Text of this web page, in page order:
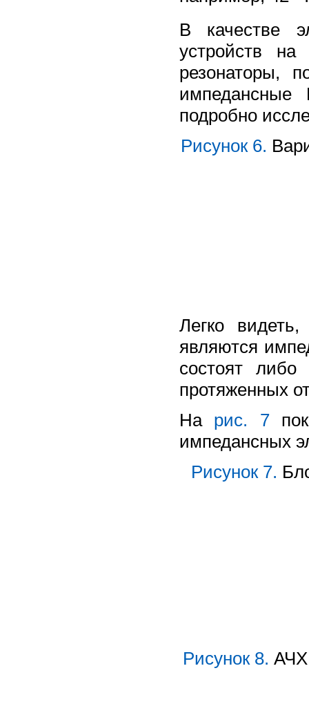
В качестве
устройств
резонаторы,
подробно
Рисунок 6.
Легко
являются
состоят
протяженных
На рис. 7
импедансных
Рисунок 7.
Рисунок 8. АЧХ